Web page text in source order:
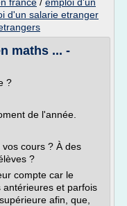
d'un salarie etranger
maths ... -
?
de l'année.
cours ? À des
?
compte car le
et parfois
afin, que,